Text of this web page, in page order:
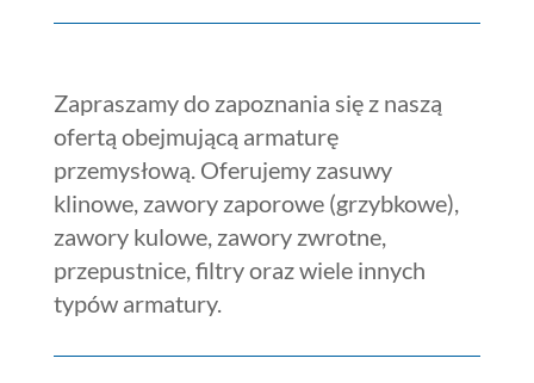
Zapraszamy do zapoznania się z naszą
ofertą obejmującą armaturę
przemysłową. Oferujemy zasuwy
klinowe, zawory zaporowe (grzybkowe),
zawory kulowe, zawory zwrotne,
przepustnice, filtry oraz wiele innych
typów armatury.